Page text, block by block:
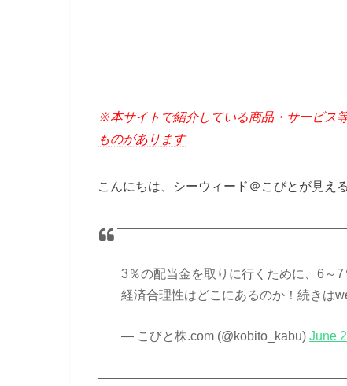
※本サイトで紹介している商品・サービス
ものがあります
こんにちは、シーウィード＠こびとが見え
3％の配当金を取りに行くために、6～
経済合理性はどこにあるのか！続きは
— こびと株.com (@kobito_kabu)June